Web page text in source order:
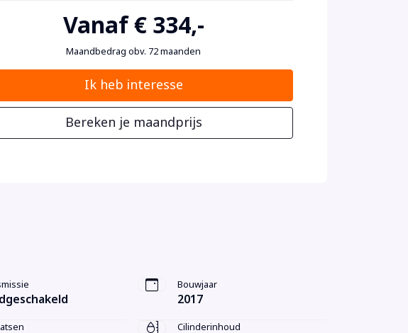
Vanaf € 334,-
Maandbedrag obv. 72 maanden
Ik heb interesse
Bereken je maandprijs
Bouwjaar
2017
Cilinderinhoud